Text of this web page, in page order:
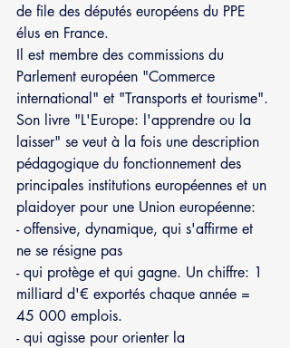
de file des députés européens du PPE
élus en France.
Il est membre des commissions du
Parlement européen "Commerce
international" et "Transports et tourisme".
Son livre "L'Europe: l'apprendre ou la
laisser" se veut à la fois une description
pédagogique du fonctionnement des
principales institutions européennes et un
plaidoyer pour une Union européenne:
- offensive, dynamique, qui s'affirme et
ne se résigne pas
- qui protège et qui gagne. Un chiffre: 1
milliard d'€ exportés chaque année =
45 000 emplois.
- qui agisse pour orienter la